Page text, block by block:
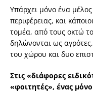
Υπάρχει μόνο ένα
περιφέρειας, και
τομέα, από τους οκτώ
δηλώνονται ως αγρότες,
του χώρου και δυο
Στις «διάφορες
«φοιτητές», ένας